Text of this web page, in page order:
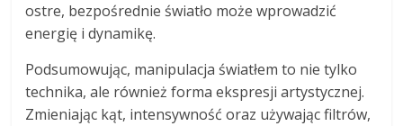
ostre, bezpośrednie światło może wprowadzić
energię i dynamikę.
Podsumowując, manipulacja światłem to nie tylko
technika, ale również forma ekspresji artystycznej.
Zmieniając kąt, intensywność oraz używając filtrów,